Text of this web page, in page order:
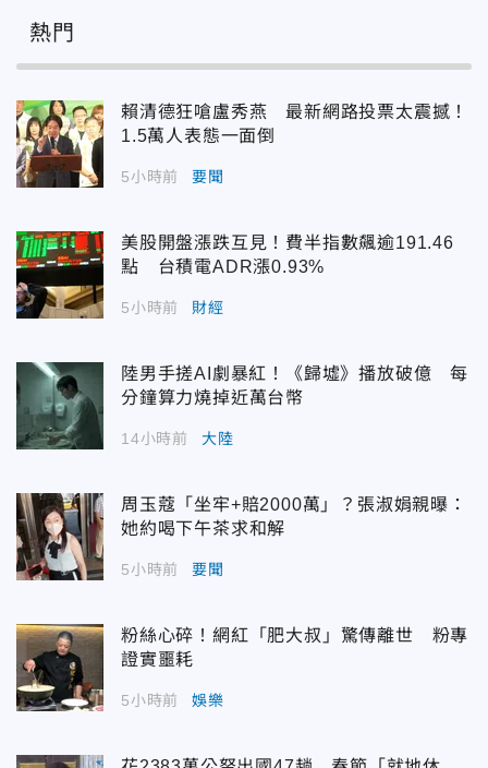
熱門
賴清德狂嗆盧秀燕 最新網路投票太震撼！
1.5萬人表態一面倒
5小時前 要聞
美股開盤漲跌互見！費半指數飆逾191.46
點 台積電ADR漲0.93%
5小時前 財經
陸男手搓AI劇暴紅！《歸墟》播放破億 每
分鐘算力燒掉近萬台幣
14小時前 大陸
周玉蔻「坐牢+賠2000萬」？張淑娟親曝：
她約喝下午茶求和解
5小時前 要聞
粉絲心碎！網紅「肥大叔」驚傳離世 粉專
證實噩耗
5小時前 娛樂